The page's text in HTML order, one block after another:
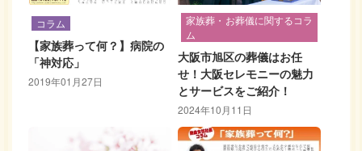
コラム
【家族葬って何？】病院の
「神対応」
2019年01月27日
家族葬・お葬儀に関するコラ
ム
大阪市旭区の葬儀はお任
せ！大阪セレモニーの魅力
とサービスをご紹介！
2024年10月11日